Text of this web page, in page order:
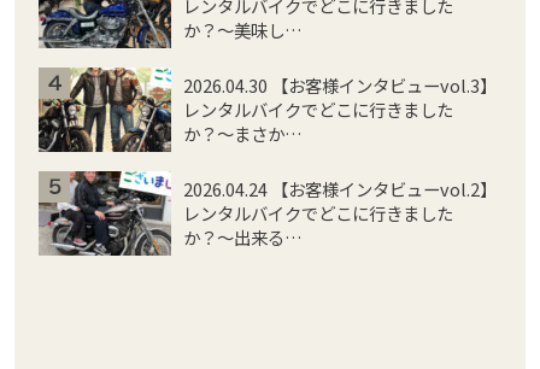
か？〜美味し…
2026.04.30 【お客様インタビューvol.3】
レンタルバイクでどこに行きました
か？〜まさか…
2026.04.24 【お客様インタビューvol.2】
レンタルバイクでどこに行きました
か？〜出来る…